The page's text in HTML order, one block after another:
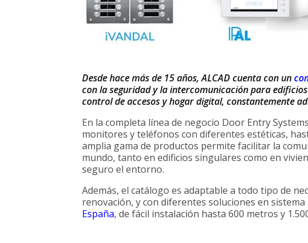
Desde hace más de 15 años, ALCAD cuenta con un
con la seguridad y la intercomunicación para
control de accesos y hogar digital, constantemente
En la completa línea de negocio Door Entry
monitores y teléfonos con diferentes estéticas,
amplia gama de productos permite facilitar la
mundo, tanto en edificios singulares como en
seguro el entorno.
Además, el catálogo es adaptable a todo tipo de
renovación, y con diferentes soluciones en sistema
España, de fácil instalación hasta 600 metros y